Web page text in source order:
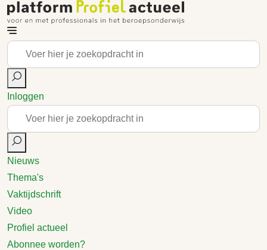
Inloggen
Nieuws
Thema's
Vaktijdschrift
Video
Profiel actueel
Abonnee worden?